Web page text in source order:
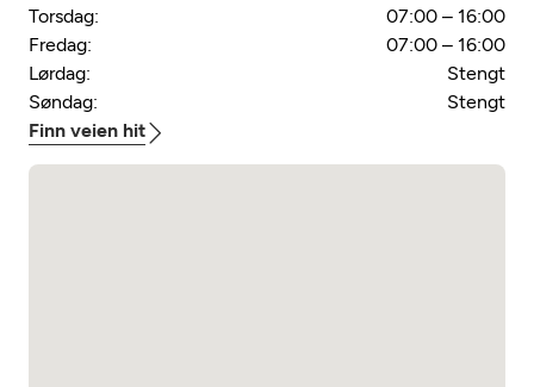
Torsdag:
07:00 – 16:00
Fredag:
07:00 – 16:00
Lørdag:
Stengt
Søndag:
Stengt
Finn veien hit